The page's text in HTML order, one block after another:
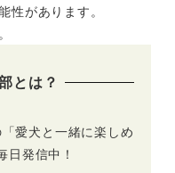
ーや犬服ハ
ドのワーク
ンド」（千
性があります。
とは？
愛犬と一緒に楽しめ
日発信中！